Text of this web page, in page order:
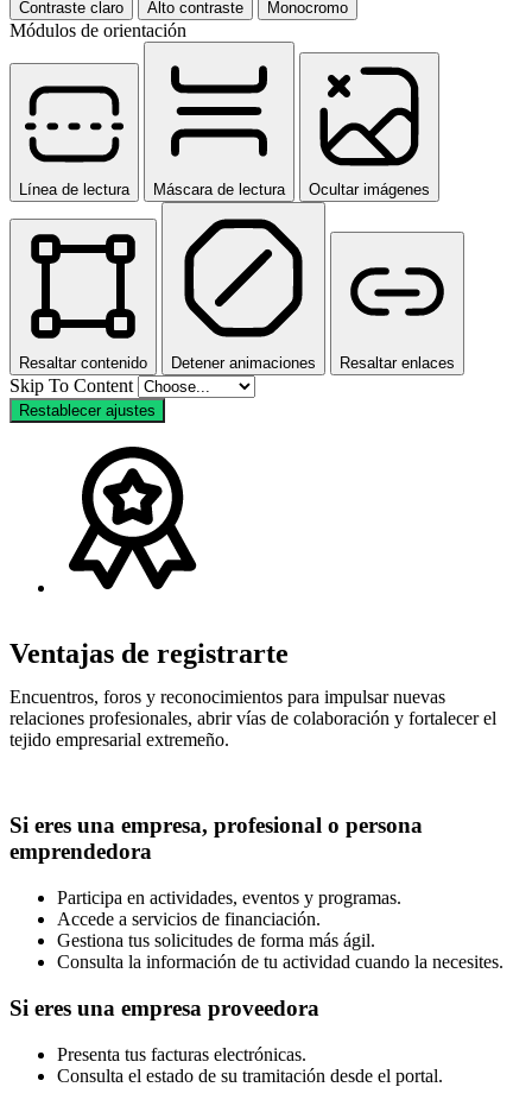
Contraste claro Alto contraste Monocromo
Módulos de orientación
Línea de lectura Máscara de lectura Ocultar imágenes
Resaltar contenido Detener animaciones Resaltar enlaces
Skip To Content
Restablecer ajustes
Ventajas de registrarte
Encuentros, foros y reconocimientos para impulsar nuevas
relaciones profesionales, abrir vías de colaboración y fortalecer el
tejido empresarial extremeño.
Si eres una empresa, profesional o persona
emprendedora
Participa en actividades, eventos y programas.
Accede a servicios de financiación.
Gestiona tus solicitudes de forma más ágil.
Consulta la información de tu actividad cuando la necesites.
Si eres una empresa proveedora
Presenta tus facturas electrónicas.
Consulta el estado de su tramitación desde el portal.